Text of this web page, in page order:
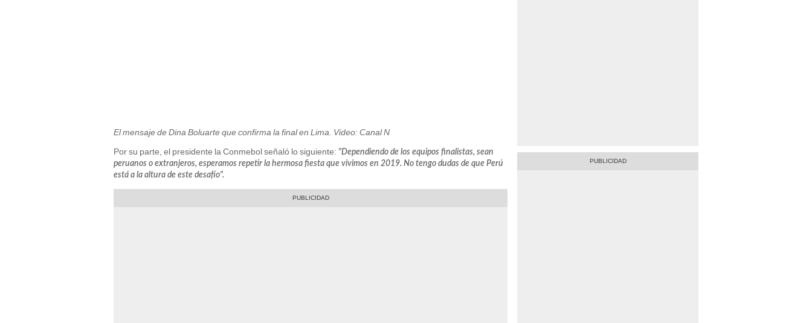
El mensaje de Dina Boluarte que confirma la final en Lima. Video: Canal N
Por su parte, el presidente la Conmebol señaló lo siguiente: "Dependiendo de los equipos finalistas, sean
peruanos o extranjeros, esperamos repetir la hermosa fiesta que vivimos en 2019. No tengo dudas de que Perú
está a la altura de este desafío".